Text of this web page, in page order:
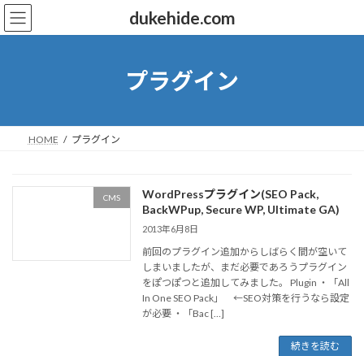
コ
ン
ナ
ビ
dukehide.com
プラグイン
HOME プラグイン
CMS
WordPressプラグイン(SEO Pack,
BackWPup, Secure WP, Ultimate GA)
2013年6月8日
前回のプラグイン追加からしばらく間が空いて
しまいましたが、まだ必要であろうプラグイン
をぽつぽつと追加してみました。 Plugin ・「All
In One SEO Pack」 ←SEO対策を行うなら設定
が必要 ・「Bac […]
続きを読む